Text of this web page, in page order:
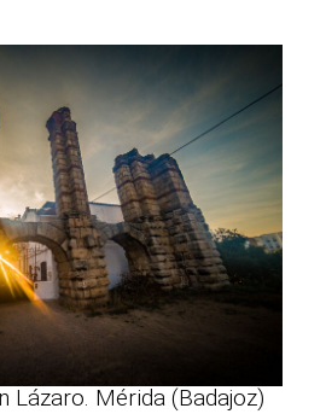
Lázaro. Mérida (Badajoz)